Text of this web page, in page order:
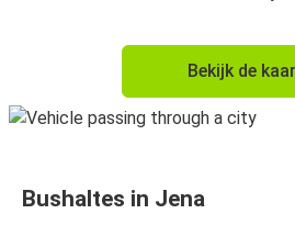
Utrecht
Bekijk de
Bushaltes in Jena